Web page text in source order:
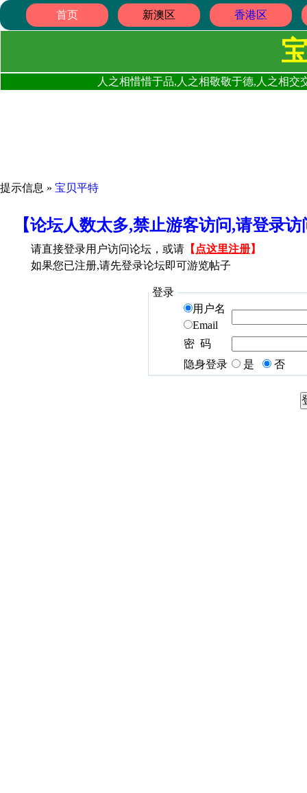
首页 新澳区 香港区
人之相惜惜于品,人之相敬敬于德,人之相
提示信息 » 宝贝平特
【论坛人数太多,禁止游客访问,请登录
请直接登录用户访问论坛，或请 【 点这里注册】
如果您已注册,请先登录论坛即可游览帖子
登录
用户名
Email
密 码
隐身登录
是 否